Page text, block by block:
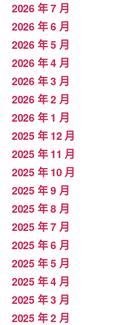
2026 年 7 月
2026 年 6 月
2026 年 5 月
2026 年 4 月
2026 年 3 月
2026 年 2 月
2026 年 1 月
2025 年 12 月
2025 年 11 月
2025 年 10 月
2025 年 9 月
2025 年 8 月
2025 年 7 月
2025 年 6 月
2025 年 5 月
2025 年 4 月
2025 年 3 月
2025 年 2 月